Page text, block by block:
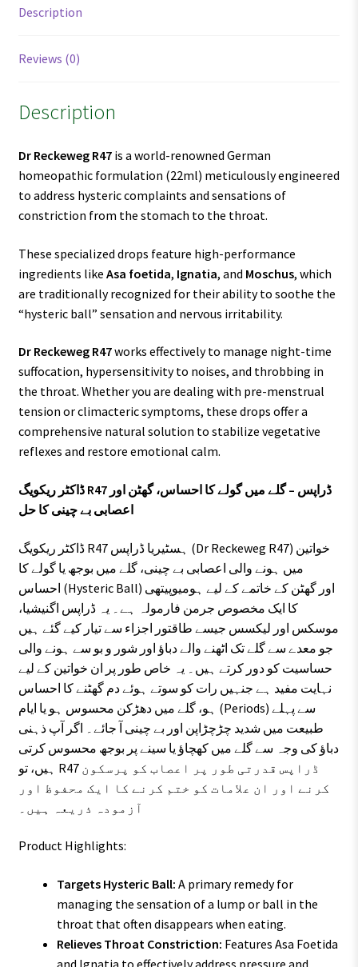
Description
Reviews (0)
Description
Dr Reckeweg R47is a world-renowned German
homeopathic formulation (22ml) meticulously engineered
to address hysteric complaints and sensations of
constriction from the stomach to the throat.
These specialized drops feature high-performance
ingredients like Asa foetida, Ignatia, and Moschus, which
are traditionally recognized for their ability to soothe the
“hysteric ball” sensation and nervous irritability.
Dr Reckeweg R47works effectively to manage night-time
suffocation, hypersensitivity to noises, and throbbing in
the throat. Whether you are dealing with pre-menstrual
tension or climacteric symptoms, these drops offer a
comprehensive natural solution to stabilize vegetative
reflexes and restore emotional calm.
ڈاکٹر ریکویگ R47 ڈراپس – گلے میں گولے کا احساس، گھٹن اور
اعصابی بے چینی کا حل
ڈاکٹر ریکویگ R47 ہسٹیریا ڈراپس (Dr Reckeweg R47) خواتین
میں ہونے والی اعصابی بے چینی، گلے میں بوجھ یا گولے کا
احساس (Hysteric Ball) اور گھٹن کے خاتمے کے لیے ہومیوپیتھی
کا ایک مخصوص جرمن فارمولہ ہے۔ یہ ڈراپس اگنیشیا،
موسکس اور لیکسس جیسے طاقتور اجزاء سے تیار کیے گئے ہیں
جو معدے سے گلے تک اٹھنے والے دباؤ اور شور و بو سے ہونے والی
حساسیت کو دور کرتے ہیں۔ یہ خاص طور پر ان خواتین کے لیے
نہایت مفید ہے جنہیں رات کو سوتے ہوئے دم گھٹنے کا احساس
ہو، گلے میں دھڑکن محسوس ہو یا ایام (Periods) سے پہلے
طبیعت میں شدید چڑچڑاپن اور بے چینی آ جائے۔ اگر آپ ذہنی
دباؤ کی وجہ سے گلے میں کھچاؤ یا سینے پر بوجھ محسوس کرتی
ہیں، تو R47 ڈراپس قدرتی طور پر اعصاب کو پرسکون
کرنے اور ان علامات کو ختم کرنے کا ایک محفوظ اور
آزمودہ ذریعہ ہیں۔
Product Highlights:
Targets Hysteric Ball: A primary remedy for
managing the sensation of a lump or ball in the
throat that often disappears when eating.
Relieves Throat Constriction: Features Asa Foetida
and Ignatia to effectively address pressure and